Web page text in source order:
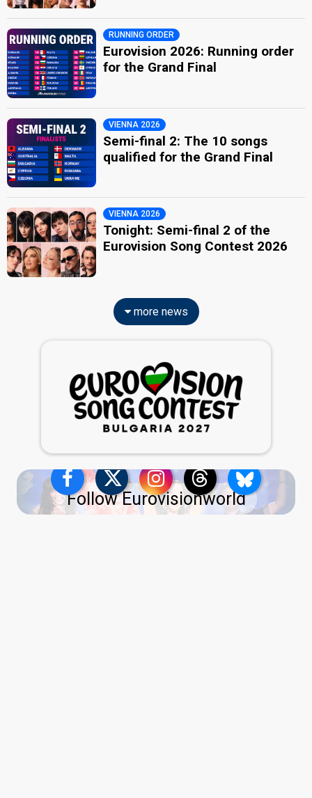
RUNNING ORDER
Eurovision 2026: Running order
for the Grand Final
VIENNA 2026
Semi-final 2: The 10 songs
qualified for the Grand Final
VIENNA 2026
Tonight: Semi-final 2 of the
Eurovision Song Contest 2026
more news
Follow Eurovisionworld